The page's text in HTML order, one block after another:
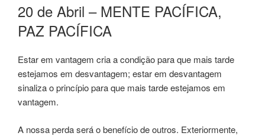
20 de Abril – MENTE PACÍFICA,
PAZ PACÍFICA
Estar em vantagem cria a condição para que mais tarde
estejamos em desvantagem; estar em desvantagem
sinaliza o princípio para que mais tarde estejamos em
vantagem.
A nossa perda será o benefício de outros. Exteriormente,